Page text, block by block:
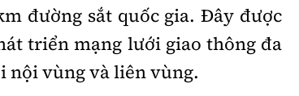
Thể thao
Bóng đá
Công nghệ
Công nghệ mới
đường sắt quốc gia. Đây được
triển mạng lưới giao thông đa
nội vùng và liên vùng.